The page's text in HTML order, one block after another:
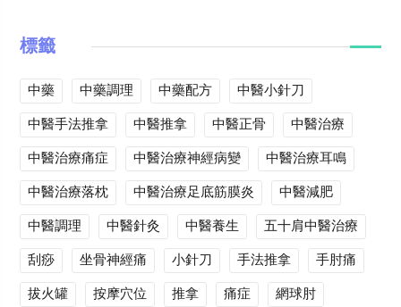
標籤
中藥 中藥調理 中藥配方
中醫小針刀
中醫手法推拿
中醫推拿 中醫正骨
中醫治療
中醫治療痛症
中醫治療神經病變
中醫治療耳鳴
中醫治療落枕
中醫治療足底筋膜炎
中醫減肥
中醫調理
中醫針灸 中醫養生
五十肩中醫治療
刮痧
坐骨神經痛 小針刀 手法推拿
手肘痛
拔火罐
按摩穴位 推拿 痛症
網球肘